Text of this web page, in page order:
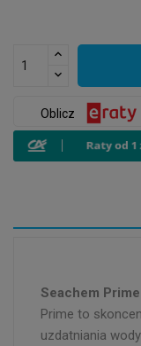
Oblicz
Seachem
Prime to
uzdatniania